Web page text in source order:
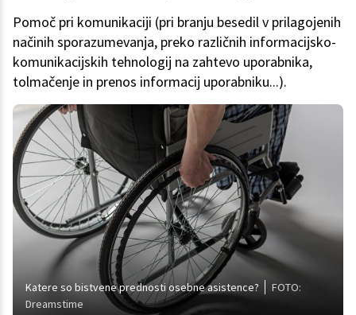
Pomoč pri komunikaciji (pri branju besedil v prilagojenih
načinih sporazumevanja, preko različnih informacijsko-
komunikacijskih tehnologij na zahtevo uporabnika,
tolmačenje in prenos informacij uporabniku...).
Katere so bistvene prednosti osebne asistence?
FOTO:
Dreamstime